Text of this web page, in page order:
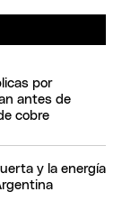
por
antes de
cobre
y la energía